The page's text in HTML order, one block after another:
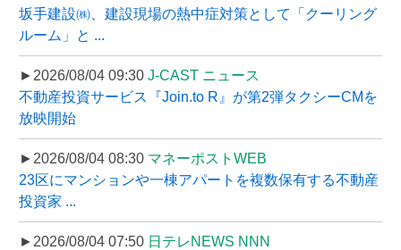
坂手建設㈱、建設現場の熱中症対策として「クーリング
ルーム」と ...
►2026/08/04 09:30 J-CAST ニュース
不動産投資サービス『Join.to R』が第2弾タクシーCMを
放映開始
►2026/08/04 08:30 マネーポストWEB
23区にマンションや一棟アパートを複数保有する不動産
投資家 ...
►2026/08/04 07:50 日テレNEWS NNN